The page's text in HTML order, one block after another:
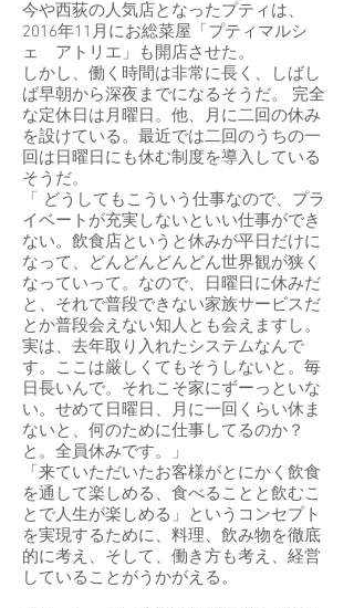
今や西荻の人気店となったプティは、
2016年11月にお総菜屋「プティマルシ
ェ アトリエ」も開店させた。
しかし、働く時間は非常に長く、しばし
ば早朝から深夜までになるそうだ。 完全
な定休日は月曜日。他、月に二回の休み
を設けている。最近では二回のうちの一
回は日曜日にも休む制度を導入している
そうだ。
「 どうしてもこういう仕事なので、プラ
イベートが充実しないといい仕事ができ
ない。飲食店というと休みが平日だけに
なって、どんどんどんどん世界観が狭く
なっていって。なので、日曜日に休みだ
と、それで普段できない家族サービスだ
とか普段会えない知人とも会えますし。
実は、去年取り入れたシステムなんで
す。ここは厳しくてもそうしないと。毎
日長いんで。それこそ家にずーっといな
い。せめて日曜日、月に一回くらい休ま
ないと、何のために仕事してるのか？
と。全員休みです。」
「来ていただいたお客様がとにかく飲食
を通して楽しめる、食べることと飲むこ
とで人生が楽しめる」というコンセプト
を実現するために、料理、飲み物を徹底
的に考え、そして、働き方も考え、経営
していることがうかがえる。